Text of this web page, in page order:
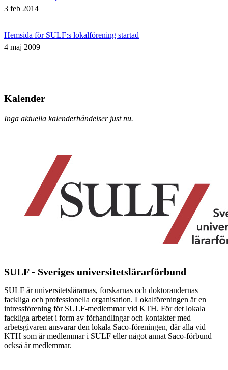
3 feb 2014
Hemsida för SULF:s lokalförening startad
4 maj 2009
Kalender
Inga aktuella kalenderhändelser just nu.
SULF - Sveriges universitetslärarförbund
SULF är universitetslärarnas, forskarnas och doktorandernas
fackliga och professionella organisation. Lokalföreningen är en
intressförening för SULF-medlemmar vid KTH. För det lokala
fackliga arbetet i form av förhandlingar och kontakter med
arbetsgivaren ansvarar den lokala Saco-föreningen, där alla vid
KTH som är medlemmar i SULF eller något annat Saco-förbund
också är medlemmar.